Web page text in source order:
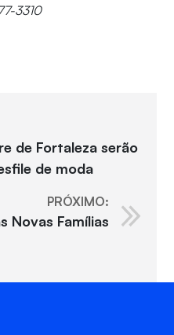
3310
de Fortaleza serão
de moda
PRÓXIMO:
Novas Famílias